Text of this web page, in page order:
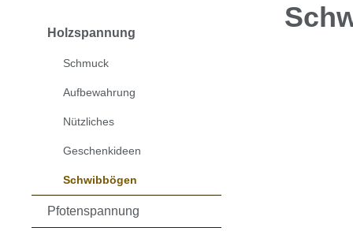
Holzspannung
Schmuck
Aufbewahrung
Nützliches
Geschenkideen
Schwibbögen
Pfotenspannung